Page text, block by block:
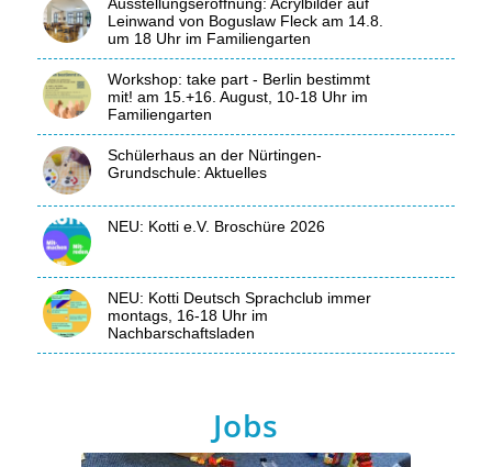
Leinwand von Boguslaw Fleck am 14.8.
um 18 Uhr im Familiengarten
Workshop: take part - Berlin bestimmt
mit! am 15.+16. August, 10-18 Uhr im
Familiengarten
Schülerhaus an der Nürtingen-
Grundschule: Aktuelles
NEU: Kotti e.V. Broschüre 2026
NEU: Kotti Deutsch Sprachclub immer
montags, 16-18 Uhr im
Nachbarschaftsladen
Jobs